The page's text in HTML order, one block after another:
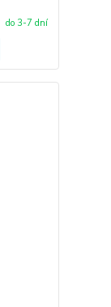
do 3-7 dní